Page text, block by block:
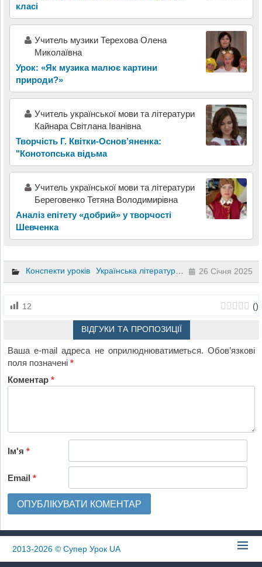
класі
Учитель музики Терехова Олена
Миколаївна
Урок: «Як музика малює картини
природи?»
Учитель української мови та літератури
Кайнара Світлана Іванівна
Творчість Г. Квітки-Основ’яненка:
"Конотопська відьма
Учитель української мови та літератури
Береговенко Тетяна Володимирівна
Аналіз епітету «добрий» у творчості
Шевченка
Конспекти уроків Українська література 5 клас26 Січня 2025
12 ()
ВІДГУКИ ТА ПРОПОЗИЦІЇ
Ваша e-mail адреса не оприлюднюватиметься. Обов’язкові
поля позначені*
Коментар*
Ім'я*
Email*
2013-2026 © Супер Урок UA